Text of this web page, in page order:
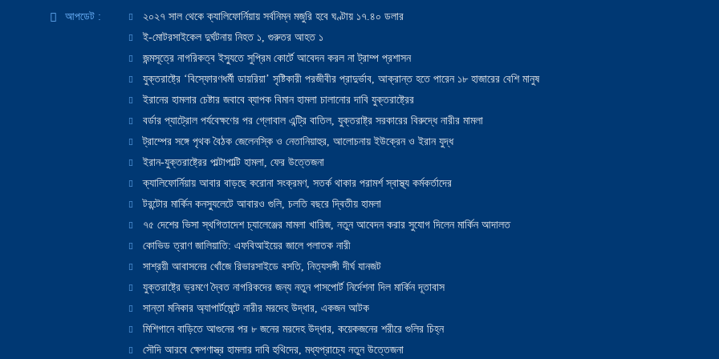
আপডেট :
২০২৭ সাল থেকে ক্যালিফোর্নিয়ায় সর্বনিম্ন মজুরি হবে ঘণ্টায় ১৭.৪০ ডলার
ই-মোটরসাইকেল দুর্ঘটনায় নিহত ১, গুরুতর আহত ১
জন্মসূত্রে নাগরিকত্ব ইস্যুতে সুপ্রিম কোর্টে আবেদন করল না ট্রাম্প প্রশাসন
যুক্তরাষ্ট্রে ‘বিস্ফোরণধর্মী ডায়রিয়া’ সৃষ্টিকারী পরজীবীর প্রাদুর্ভাব, আক্রান্ত হতে পারেন ১৮ হাজারের বেশি মানুষ
ইরানের হামলার চেষ্টার জবাবে ব্যাপক বিমান হামলা চালানোর দাবি যুক্তরাষ্ট্রের
বর্ডার প্যাট্রোল পর্যবেক্ষণের পর গ্লোবাল এন্ট্রি বাতিল, যুক্তরাষ্ট্র সরকারের বিরুদ্ধে নারীর মামলা
ট্রাম্পের সঙ্গে পৃথক বৈঠক জেলেনস্কি ও নেতানিয়াহুর, আলোচনায় ইউক্রেন ও ইরান যুদ্ধ
ইরান-যুক্তরাষ্ট্রের পাল্টাপাল্টি হামলা, ফের উত্তেজনা
ক্যালিফোর্নিয়ায় আবার বাড়ছে করোনা সংক্রমণ, সতর্ক থাকার পরামর্শ স্বাস্থ্য কর্মকর্তাদের
টরন্টোর মার্কিন কনস্যুলেটে আবারও গুলি, চলতি বছরে দ্বিতীয় হামলা
৭৫ দেশের ভিসা স্থগিতাদেশ চ্যালেঞ্জের মামলা খারিজ, নতুন আবেদন করার সুযোগ দিলেন মার্কিন আদালত
কোভিড ত্রাণ জালিয়াতি: এফবিআইয়ের জালে পলাতক নারী
সাশ্রয়ী আবাসনের খোঁজে রিভারসাইডে বসতি, নিত্যসঙ্গী দীর্ঘ যানজট
যুক্তরাষ্ট্রে ভ্রমণে দ্বৈত নাগরিকদের জন্য নতুন পাসপোর্ট নির্দেশনা দিল মার্কিন দূতাবাস
সান্তা মনিকার অ্যাপার্টমেন্টে নারীর মরদেহ উদ্ধার, একজন আটক
মিশিগানে বাড়িতে আগুনের পর ৮ জনের মরদেহ উদ্ধার, কয়েকজনের শরীরে গুলির চিহ্ন
সৌদি আরবে ক্ষেপণাস্ত্র হামলার দাবি হুথিদের, মধ্যপ্রাচ্যে নতুন উত্তেজনা